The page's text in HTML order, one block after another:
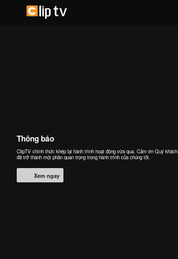
Thông báo
ClipTV chính thức khép lại hành trình hoạt động vừa qua. Cảm ơn Quý khách
đã trở thành một phần quan trọng trong hành trình của chúng tôi.
Xem ngay